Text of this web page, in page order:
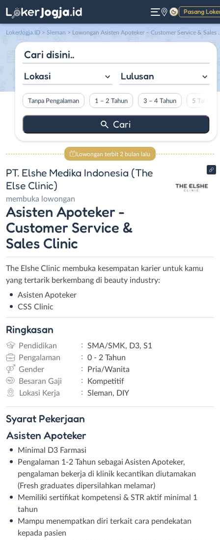
Pasang
Gelap
LokerJogja.ID > Sleman > Lowongan Asisten Apoteker – Customer Service & Sales Clinic di PT. Elshe Medika Indonesia (The Else Clinic)
Lokasi Lulusan
Tanpa Pengalaman 1 – 2 Tahun 3 – 4 Tahun 5 Tahun
Lowongan terbit 2 bulan lalu
PT. Elshe Medika Indonesia (The
Else Clinic)
membuka lowongan
Asisten Apoteker -
Customer Service &
Sales Clinic
The Elshe Clinic membuka kesempatan karier untuk kamu
yang tertarik berkembang di beauty industry:
Asisten Apoteker
CSS Clinic
Ringkasan
Pendidikan :
SMA/SMK, D3, S1
Pengalaman
:
0 - 2 Tahun
Gender
:
Pria/Wanita
Besaran Gaji
:
Kompetitif
Lokasi Kerja
: Sleman, DIY
Syarat Pekerjaan
Asisten Apoteker
Minimal D3 Farmasi
Pengalaman 1-2 Tahun sebagai Asisten Apoteker,
pengalaman bekerja di klinik kecantikan diutamakan
(Fresh graduates dipersilahkan melamar)
Memiliki sertifikat kompetensi & STR aktif minimal 1
tahun
Mampu menempatkan diri terkait cara pendekatan
kepada pasien